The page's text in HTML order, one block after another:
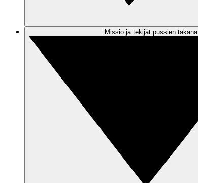
Missio ja tekijät pussien takana